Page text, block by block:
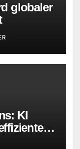
globaler
KI